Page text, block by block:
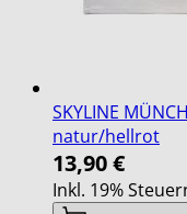
SKYLINE
natur/hellrot
13,90 €
Inkl. 19%